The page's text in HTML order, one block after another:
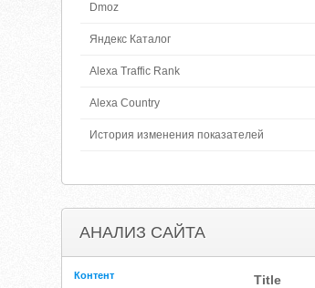
Dmoz
Яндекс Каталог
Alexa Traffic Rank
Alexa Country
История изменения показателей
АНАЛИЗ САЙТА
Контент Title